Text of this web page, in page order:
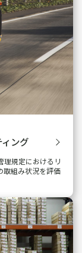
人的資本課題
介護／
祉／子ども・
祉等
ライアンス・
ング
理規定におけるリ
取組み状況を評価